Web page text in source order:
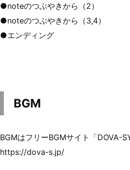
●noteのつぶやきから（2）
●noteのつぶやきから（3,4）
●エンディング
BGM
BGMはフリーBGMサイト「DOVA-
https://dova-s.jp/